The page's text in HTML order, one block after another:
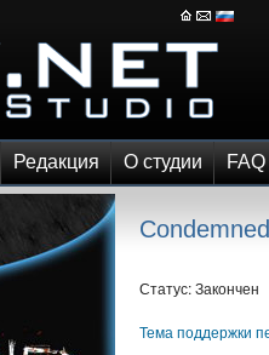
Редакция О студии FAQ
Статус: Закончен
Тема поддержки